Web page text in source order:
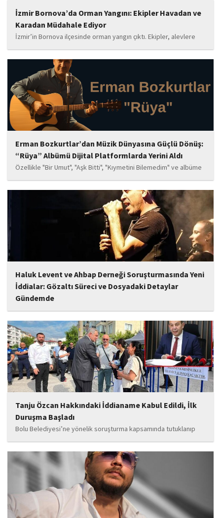
İzmir Bornova’da Orman Yangını: Ekipler Havadan ve
Karadan Müdahale Ediyor
İzmir’in Bornova ilçesinde orman yangın çıktı. Ekipler, alevlere
havadan ve karadan müdahale ediyor.
Erman Bozkurtlar’dan Müzik Dünyasına Güçlü Dönüş:
“Rüya” Albümü Dijital Platformlarda Yerini Aldı
Özellikle "Bir Umut", "Aşk Bitti", "Kıymetini Bilemedim" ve albüme
adını veren "Rüya" parçalarının kısa süre içerisinde öne çıkan
eserler arasında yer alması bekleniyor. Albüm, sanatçının önceki
çalışmalarına göre daha olgun,...
Haluk Levent ve Ahbap Derneği Soruşturmasında Yeni
İddialar: Gözaltı Süreci ve Dosyadaki Detaylar
Gündemde
İstanbul Cumhuriyet Başsavcılığı tarafından yürütülen ve Haluk
Levent ile kurucusu olduğu Ahbap Derneği'ni kapsadığı belirtilen
soruşturmaya ilişkin yeni iddialar gündeme geldi. Edinilen
bilgilere göre, soruşturmanın ani bir operasyonla değil, aylar...
Tanju Özcan Hakkındaki İddianame Kabul Edildi, İlk
Duruşma Başladı
Bolu Belediyesi’ne yönelik soruşturma kapsamında tutuklanıp
belediye başkanlığı görevinden uzaklaştırılan Tanju Özcan’ın da
aralarında bulunduğu 6’sı tutuklu 19 sanığın yargılandığı dava
başladı.